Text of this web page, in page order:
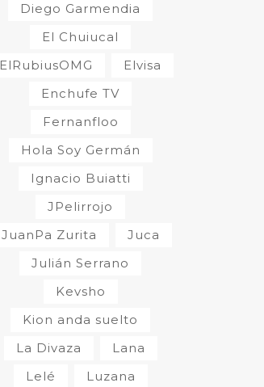
Diego Garmendia
El Chuiucal
ElRubiusOMG
Elvisa
Enchufe TV
Fernanfloo
Hola Soy Germán
Ignacio Buiatti
JPelirrojo
JuanPa Zurita
Juca
Julián Serrano
Kevsho
Kion anda suelto
La Divaza
Lana
Lelé
Luzana